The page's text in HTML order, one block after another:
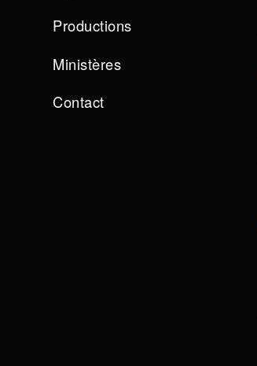
Productions
Ministères
Contact